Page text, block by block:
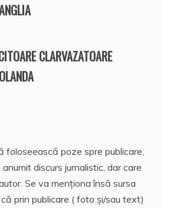
CLARVAZATOARE
foloseească poze spre publicare,
discurs jurnalistic, dar care
Se va menționa însă sursa
prin publicare ( foto și/sau text)